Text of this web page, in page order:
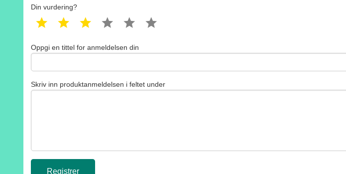
Din vurdering?
1 star 2 star 3 star 4 star 5 star
Oppgi en tittel for anmeldelsen din
Skriv inn produktanmeldelsen i feltet under